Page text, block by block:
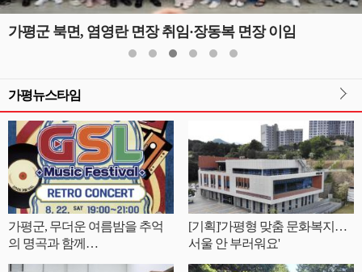
가평군 북면, 염영란 면장 취임·장동복 면장 이임
가평뉴스타임
가평군, 무더운 여름밤을 추억
의 명곡과 함께…
[기획]'가평형 맞춤 문화복지…
서울 안 부러워요'